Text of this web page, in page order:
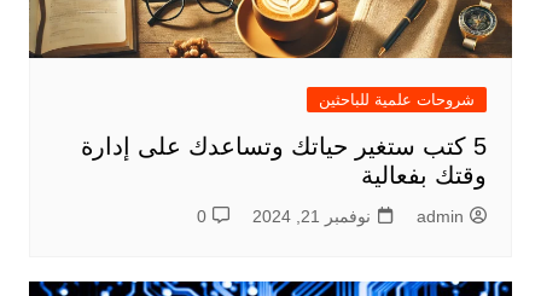
شروحات علمية للباحثين
5 كتب ستغير حياتك وتساعدك على إدارة
وقتك بفعالية
admin نوفمبر 21, 2024 0